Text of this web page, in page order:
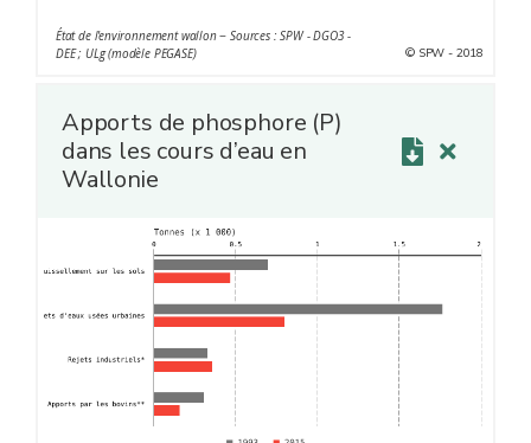
diminution du cheptel bovin de 8 % par rapport à 2010
État de l'environnement wallon − Sources : SPW - DGO3 -
DEE ; ULg (modèle PEGASE)
© SPW - 2018
Apports de phosphore (P)
dans les cours d’eau en
Wallonie